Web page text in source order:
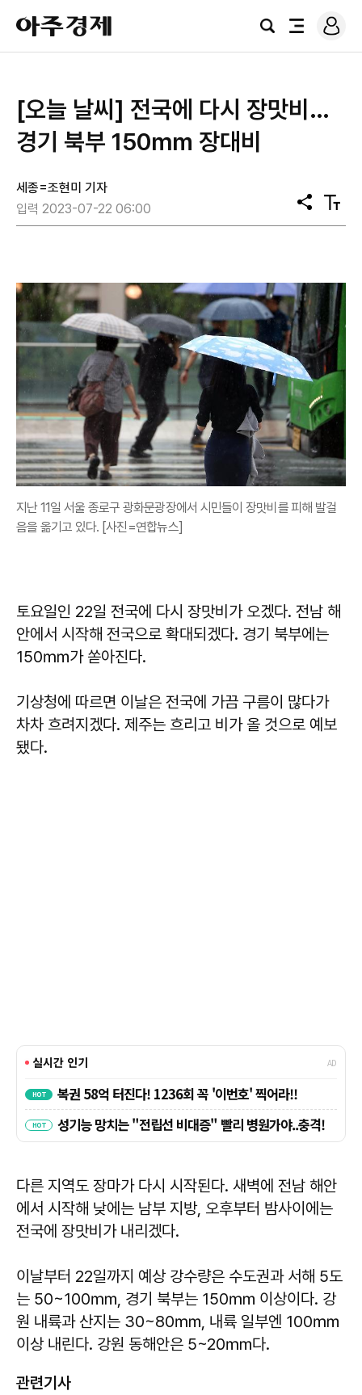
아
주
경
검
전
로
그
[오늘 날씨] 전국에 다시 장맛비…
경기 북부 150㎜ 장대비
세종=조현미 기자
입력 2023-07-22 06:00
공
유
텍
스
지난 11일 서울 종로구 광화문광장에서 시민들이 장맛비를 피해 발걸
음을 옮기고 있다. [사진=연합뉴스]
토요일인 22일 전국에 다시 장맛비가 오겠다. 전남 해
안에서 시작해 전국으로 확대되겠다. 경기 북부에는
150㎜가 쏟아진다.
기상청에 따르면 이날은 전국에 가끔 구름이 많다가
차차 흐려지겠다. 제주는 흐리고 비가 올 것으로 예보
됐다.
다른 지역도 장마가 다시 시작된다. 새벽에 전남 해안
에서 시작해 낮에는 남부 지방, 오후부터 밤사이에는
전국에 장맛비가 내리겠다.
이날부터 22일까지 예상 강수량은 수도권과 서해 5도
는 50~100㎜, 경기 북부는 150㎜ 이상이다. 강
원 내륙과 산지는 30~80㎜, 내륙 일부엔 100㎜
이상 내린다. 강원 동해안은 5~20㎜다.
관련기사